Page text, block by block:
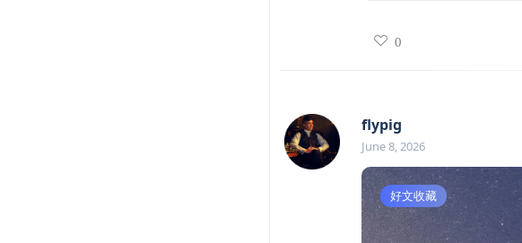
0
flypig
June 8, 2026
好文收藏